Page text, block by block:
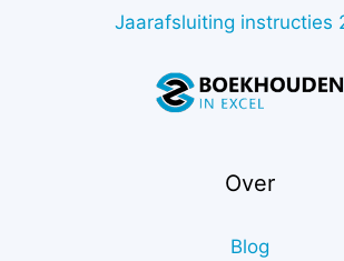
Jaarafsluiting instructies
Over
Blog